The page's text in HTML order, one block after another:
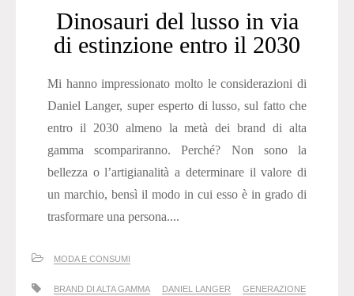
Dinosauri del lusso in via
di estinzione entro il 2030
Mi hanno impressionato molto le considerazioni di
Daniel Langer, super esperto di lusso, sul fatto che
entro il 2030 almeno la metà dei brand di alta
gamma scompariranno. Perché? Non sono la
bellezza o l’artigianalità a determinare il valore di
un marchio, bensì il modo in cui esso è in grado di
trasformare una persona....
MODA E CONSUMI
BRAND DI ALTA GAMMA DANIEL LANGER
GENERAZIONE